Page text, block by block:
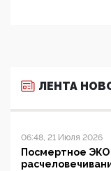
ЛЕНТА
06:48, 21 Июля 2026
Посмертное ЭКО